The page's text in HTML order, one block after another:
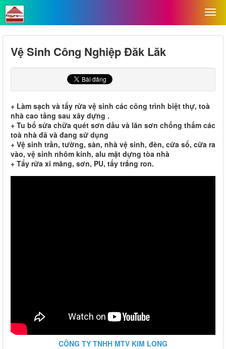
Vệ Sinh Công Nghiệp Đăk Lăk
+ Làm sạch và tẩy rửa vệ sinh các công trình biệt thự, toà
nhà cao tầng sau xây dựng .
+ Tu bổ sửa chữa quét sơn dầu và lăn sơn chống thấm các
toà nhà đã và đang sử dụng
+ Vệ sinh trần, tường, sàn, nhà vệ sinh, đèn, cửa sổ, cửa ra
vào, vệ sinh nhôm kính, alu mặt dựng tòa nhà
+ Tẩy rửa xi măng, sơn, PU, tẩy trắng ron.
CÔNG TY TNHH MTV KIM LONG